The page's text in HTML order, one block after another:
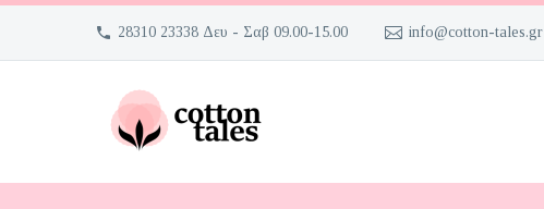
28310 23338 Δευ - Σαβ 09.00-15.00 info@cotton-tales.gr